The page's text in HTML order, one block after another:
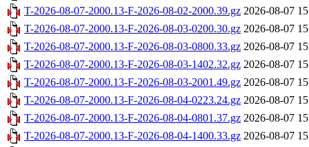
T-2026-08-07-2000.13-F-2026-08-02-2000.39.gz 2026-08-07
T-2026-08-07-2000.13-F-2026-08-03-0200.30.gz 2026-08-07
T-2026-08-07-2000.13-F-2026-08-03-0800.33.gz 2026-08-07
T-2026-08-07-2000.13-F-2026-08-03-1402.32.gz 2026-08-07
T-2026-08-07-2000.13-F-2026-08-03-2001.49.gz 2026-08-07
T-2026-08-07-2000.13-F-2026-08-04-0223.24.gz 2026-08-07
T-2026-08-07-2000.13-F-2026-08-04-0801.37.gz 2026-08-07
T-2026-08-07-2000.13-F-2026-08-04-1400.33.gz 2026-08-07